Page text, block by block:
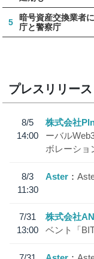
5
暗号資産交換業者
庁と警察庁
プレスリリース
8/5
14:00
株式会社
ーバル
ボレーショ
8/3
11:30
Aster
7/31
13:00
株式会社
ベント「